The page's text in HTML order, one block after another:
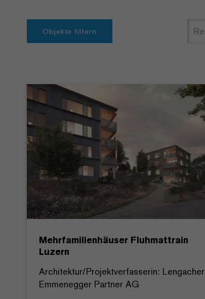
Objekte filtern
Mehrfamilienhäuser Fluhmattrain
Luzern
Architektur/Projektverfasserin: Lengacher
Emmenegger Partner AG